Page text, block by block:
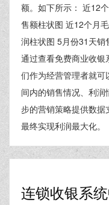
额。如下所示： 近12
售额柱状图 近12个月
润柱状图 5月份31天销
通过查看免费商业收
们作为经营管理者就
间内的销售情况、利
步的营销策略提供数
最终实现利润最大化。
连锁收银系